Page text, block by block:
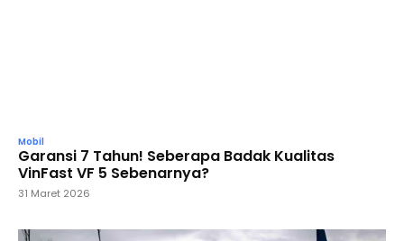
Mobil
Garansi 7 Tahun! Seberapa Badak Kualitas
VinFast VF 5 Sebenarnya?
31 Maret 2026